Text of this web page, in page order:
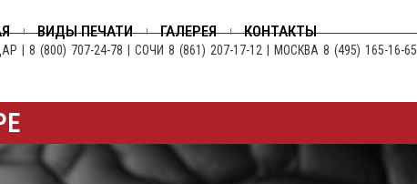
ВИДЫ ПЕЧАТИ ГАЛЕРЕЯ КОНТАКТЫ
| 8 (800) 707-24-78 | СОЧИ 8 (861) 207-17-12 | МОСКВА 8 (495) 165-16-65